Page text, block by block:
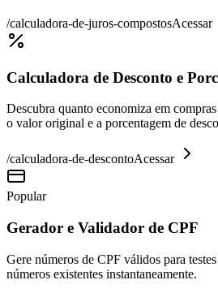
/calculadora-de-juros-compostosAcessar
Calculadora de Desconto e
Descubra quanto economiza em
o valor original e a porcentagem de
/calculadora-de-descontoAcessar
Popular
Gerador e Validador de CPF
Gere números de CPF válidos para
números existentes instantaneamente.